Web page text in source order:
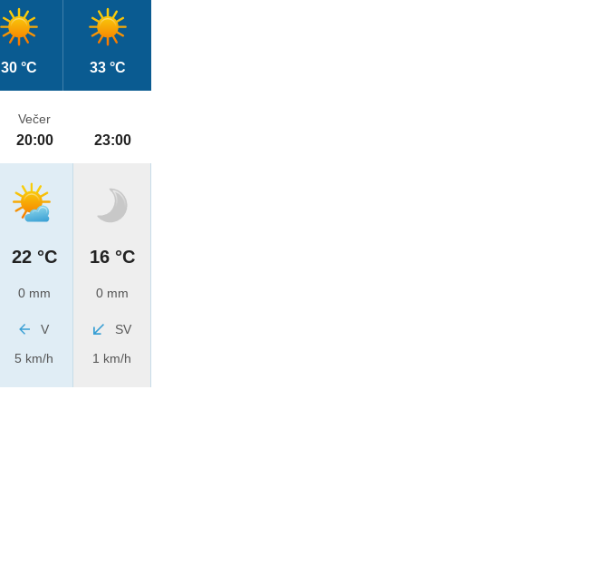
30 °C 33 °C
Večer
20:00
22 °C
0 mm
V
5 km/h
23:00
16 °C
0 mm
SV
1 km/h